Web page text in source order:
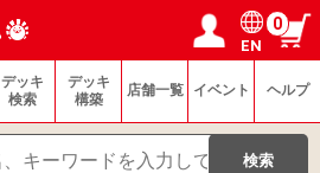
ログイン／会員登録
マイページ
EN
0
デッキ
検索
デッキ
構築
店舗一覧 イベント ヘルプ